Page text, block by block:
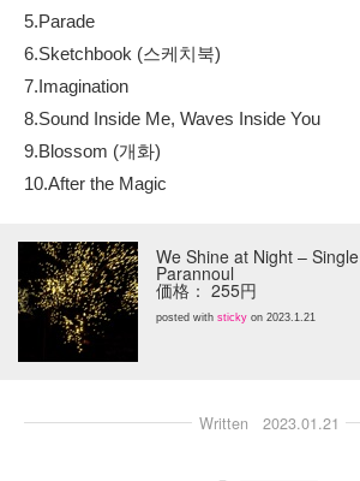
5.Parade
6.Sketchbook (스케치북)
7.Imagination
8.Sound Inside Me, Waves Inside You
9.Blossom (개화)
10.After the Magic
We Shine at Night – Single
Parannoul
価格： 255円
posted with sticky on 2023.1.21
Written 2023.01.21